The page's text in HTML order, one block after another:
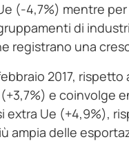
(-4,7%) mentre
di
registrano una
2017,
e coinvolge
Ue (+4,9%),
ampia delle